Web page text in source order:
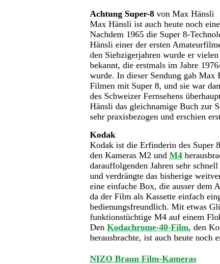
Achtung Super-8 von Max Hänsli
Max Hänsli ist auch heute noch
Nachdem 1965 die Super 8-
Hänsli einer der ersten
den Siebzigerjahren wurde er
bekannt, die erstmals im Jahre
wurde. In dieser Sendung gab Max
Filmen mit Super 8, und sie war
des Schweizer Fernsehens
Hänsli das gleichnamige Buch zur
sehr praxisbezogen und erschien
Kodak
Kodak ist die Erfinderin des Super
den Kameras M2 und M4
darauffolgenden Jahren sehr
und verdrängte das bisherige
eine einfache Box, die ausser dem
da der Film als Kassette einfach
bedienungsfreundlich. Mit etwas
funktionstüchtige M4 auf einem
Den Kodachrome-40-Film, den
herausbrachte, ist auch heute noch
NIZO Braun Film-Kameras